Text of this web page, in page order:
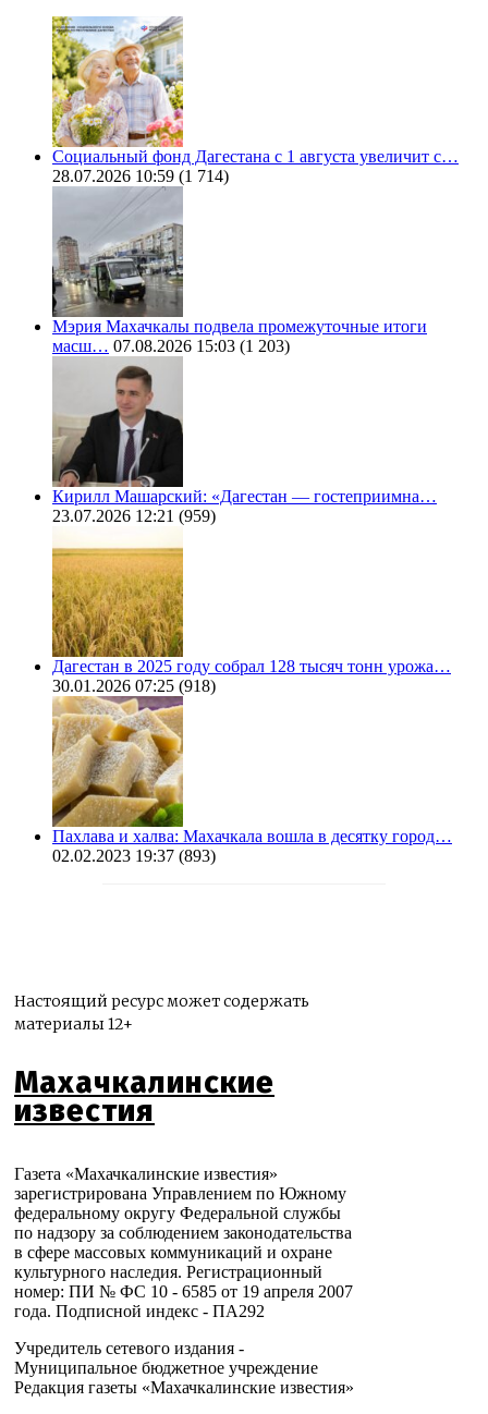
Социальный фонд Дагестана с 1 августа увеличит с…
28.07.2026 10:59 (1 714)
Мэрия Махачкалы подвела промежуточные итоги
масш… 07.08.2026 15:03 (1 203)
Кирилл Машарский: «Дагестан — гостеприимна…
23.07.2026 12:21 (959)
Дагестан в 2025 году собрал 128 тысяч тонн урожа…
30.01.2026 07:25 (918)
Пахлава и халва: Махачкала вошла в десятку город…
02.02.2023 19:37 (893)
Настоящий ресурс может содержать
материалы 12+
Махачкалинские
известия
Газета «Махачкалинские известия»
зарегистрирована Управлением по Южному
федеральному округу Федеральной службы
по надзору за соблюдением законодательства
в сфере массовых коммуникаций и охране
культурного наследия. Регистрационный
номер: ПИ № ФС 10 - 6585 от 19 апреля 2007
года. Подписной индекс - ПА292
Учредитель сетевого издания -
Муниципальное бюджетное учреждение
Редакция газеты «Махачкалинские известия»